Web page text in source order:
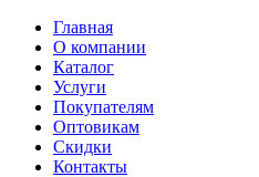
Главная
О компании
Каталог
Услуги
Покупателям
Оптовикам
Скидки
Контакты